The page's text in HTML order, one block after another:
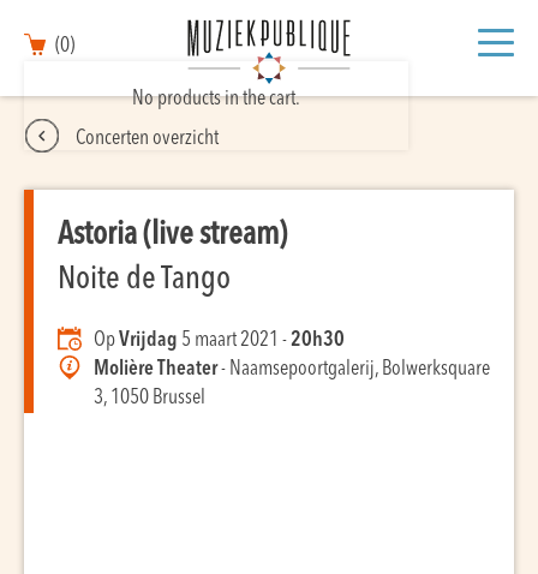
(0)
No products in the cart.
Concerten overzicht
Astoria (live stream)
Noite de Tango
OpVrijdag 5 maart 2021 -20h30
Molière Theater- Naamsepoortgalerij, Bolwerksquare
3, 1050 Brussel